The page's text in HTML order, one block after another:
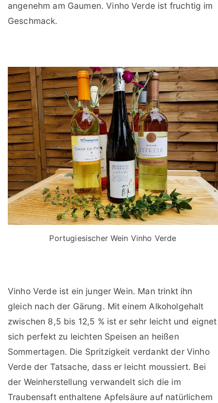
angenehm am Gaumen. Vinho Verde ist fruchtig im
Geschmack.
Portugiesischer Wein Vinho Verde
Vinho Verde ist ein junger Wein. Man trinkt ihn
gleich nach der Gärung. Mit einem Alkoholgehalt
zwischen 8,5 bis 12,5 % ist er sehr leicht und eignet
sich perfekt zu leichten Speisen an heißen
Sommertagen. Die Spritzigkeit verdankt der Vinho
Verde der Tatsache, dass er leicht moussiert. Bei
der Weinherstellung verwandelt sich die im
Traubensaft enthaltene Apfelsäure auf natürlichem